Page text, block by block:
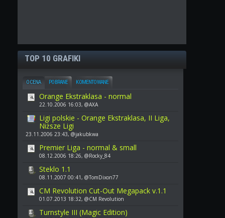
TOP 10 GRAFIKI
OCENA POBRANE KOMENTOWANE
Orange Ekstraklasa - normal
22.10.2006 16:03, @AXA
Ligi polskie - Orange Ekstraklasa, II Liga,
Niższe Ligi
23.11.2006 23:43, @jakubkwa
Premier Liga - normal & small
08.12.2006 18:26, @Rocky_84
Steklo 1.1
08.11.2007 00:41, @TomDixon77
CM Revolution Cut-Out Megapack v.1.1
01.07.2013 18:32, @CM Revolution
Turnstyle III (Magic Edition)